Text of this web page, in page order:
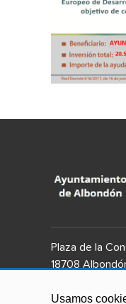
Usamos
Plaza de la
18708